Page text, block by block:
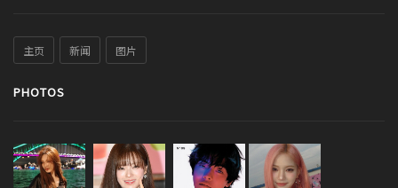
主页 新闻 图片
PHOTOS